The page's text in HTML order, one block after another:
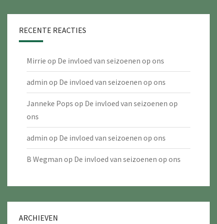
RECENTE REACTIES
Mirrie op De invloed van seizoenen op ons
admin op De invloed van seizoenen op ons
Janneke Pops op De invloed van seizoenen op
ons
admin op De invloed van seizoenen op ons
B Wegman op De invloed van seizoenen op ons
ARCHIEVEN